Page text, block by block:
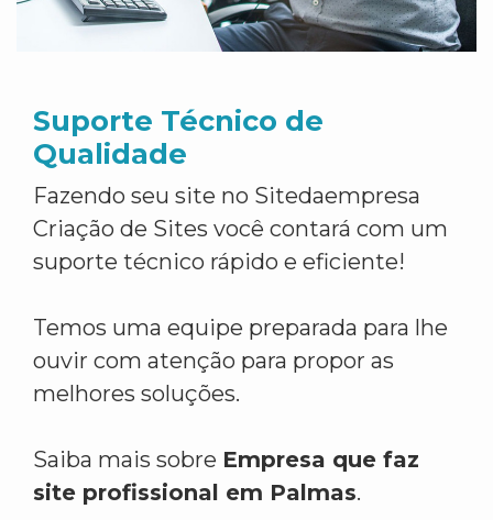
Suporte Técnico de
Qualidade
Fazendo seu site no Sitedaempresa
Criação de Sites você contará com um
suporte técnico rápido e eficiente!
Temos uma equipe preparada para lhe
ouvir com atenção para propor as
melhores soluções.
Saiba mais sobre Empresa que faz
site profissional em Palmas.